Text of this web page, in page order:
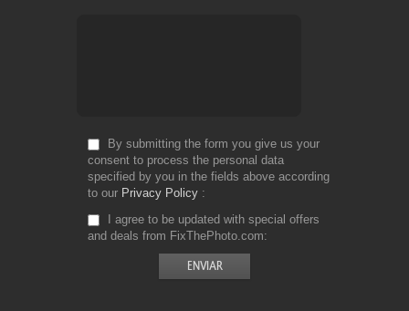
By submitting the form you give us your
consent to process the personal data
specified by you in the fields above according
to our Privacy Policy
I agree to be updated with special offers
and deals from FixThePhoto.com